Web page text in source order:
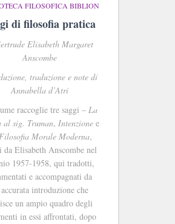
FILOSOFICA BIBLION
di filosofia pratica
Elisabeth Margaret
Anscombe
traduzione e note di
Annabella d’Atri
raccoglie tre saggi – La
al sig. Truman, Intenzione e
Morale Moderna,
da Elisabeth Anscombe nel
1957-1958, qui tradotti,
e accompagnati da
introduzione che
un ampio quadro degli
in essi affrontati, dopo